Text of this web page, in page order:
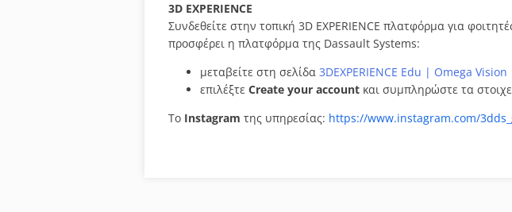
3D EXPERIENCE
Συνδεθείτε στην τοπική 3D EXPERIENCE πλατφόρμα για
προσφέρει η πλατφόρμα της Dassault Systems:
μεταβείτε στη σελίδα 3DEXPERIENCE Edu | Omega
επιλέξτε Create your account και συμπληρώστε τα
Το Instagram της υπηρεσίας: https://www.instagram.com/